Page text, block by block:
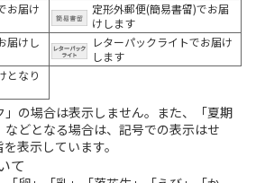
お届け
定形外郵便(簡易書留)でお届
けします
届けし
レターパックライトでお届け
します
となり
の場合は表示しません。また、「夏期
どとなる場合は、記号での表示はせ
表示しています。
て